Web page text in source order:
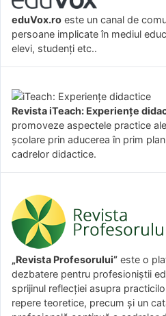
eduVox.ro este un canal de
persoane implicate în mediul
elevi, studenți etc..
Revista iTeach: Experienţe
promoveze aspectele practice
şcolare prin aducerea în prim
cadrelor didactice.
„Revista Profesorului” este o
dezbatere pentru profesioniștii
sprijinul reflecției asupra
repere teoretice, precum și un